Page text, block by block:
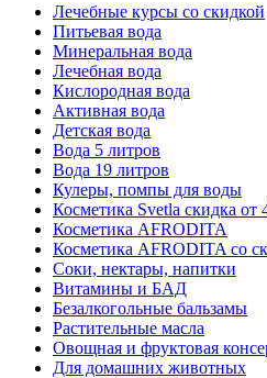
Лечебные курсы со скидкой
Питьевая вода
Минеральная вода
Лечебная вода
Кислородная вода
Активная вода
Детская вода
Вода 5 литров
Вода 19 литров
Кулеры, помпы для воды
Косметика Svetla скидка от
Косметика AFRODITA
Косметика AFRODITA со
Соки, нектары, напитки
Витамины и БАД
Безалкогольные бальзамы
Растительные масла
Овощная и фруктовая
Для домашних животных